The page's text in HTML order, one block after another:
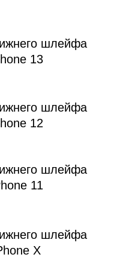
шлейфа
13
шлейфа
12
шлейфа
11
шлейфа
X